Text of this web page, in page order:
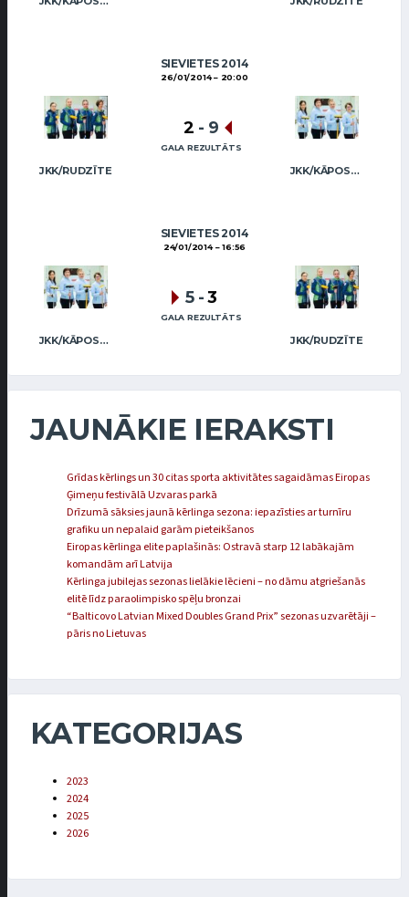
SIEVIETES 2014
26/01/2014 20:00
JKK/RUDZĪTE JKK/KĀPOSTIŅA
2 - 9
GALA REZULTĀTS
SIEVIETES 2014
24/01/2014 16:56
JKK/KĀPOSTIŅA JKK/RUDZĪTE
5 -3
GALA REZULTĀTS
JAUNĀKIE IERAKSTI
Grīdas kērlings un 30 citas sporta aktivitātes sagaidāmas Eiropas
Ģimeņu festivālā Uzvaras parkā
Drīzumā sāksies jaunā kērlinga sezona: iepazīsties ar turnīru
grafiku un nepalaid garām pieteikšanos
Eiropas kērlinga elite paplašinās: Ostravā starp 12 labākajām
komandām arī Latvija
Kērlinga jubilejas sezonas lielākie lēcieni – no dāmu atgriešanās
elitē līdz paraolimpisko spēļu bronzai
“Balticovo Latvian Mixed Doubles Grand Prix” sezonas uzvarētāji –
pāris no Lietuvas
KATEGORIJAS
2023
2024
2025
2026